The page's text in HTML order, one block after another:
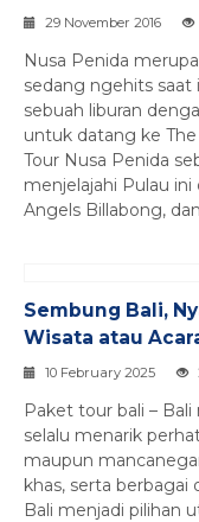
29 November 2016
Nusa Penida
sedang ngehits saat
sebuah liburan
untuk datang ke
Tour Nusa Penida
menjelajahi Pulau
Angels Billabong,
Sembung Bali,
Wisata atau
10 February 2025
Paket tour bali –
selalu menarik
maupun
khas, serta
Bali menjadi pilihan